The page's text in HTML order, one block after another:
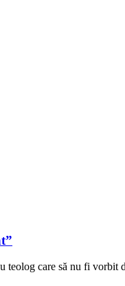
teolog care să nu fi